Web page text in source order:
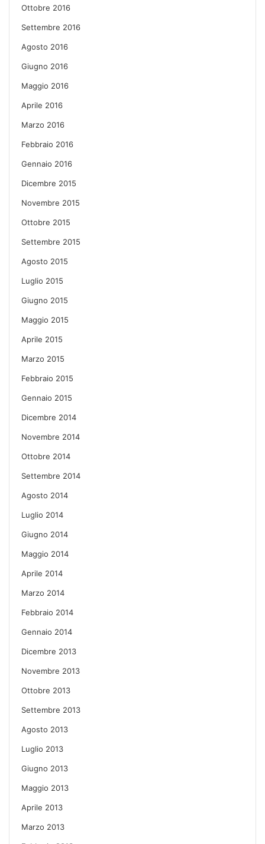
Ottobre 2016
Settembre 2016
Agosto 2016
Giugno 2016
Maggio 2016
Aprile 2016
Marzo 2016
Febbraio 2016
Gennaio 2016
Dicembre 2015
Novembre 2015
Ottobre 2015
Settembre 2015
Agosto 2015
Luglio 2015
Giugno 2015
Maggio 2015
Aprile 2015
Marzo 2015
Febbraio 2015
Gennaio 2015
Dicembre 2014
Novembre 2014
Ottobre 2014
Settembre 2014
Agosto 2014
Luglio 2014
Giugno 2014
Maggio 2014
Aprile 2014
Marzo 2014
Febbraio 2014
Gennaio 2014
Dicembre 2013
Novembre 2013
Ottobre 2013
Settembre 2013
Agosto 2013
Luglio 2013
Giugno 2013
Maggio 2013
Aprile 2013
Marzo 2013